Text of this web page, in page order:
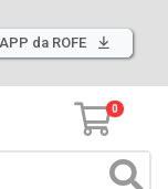
da ROFE
0